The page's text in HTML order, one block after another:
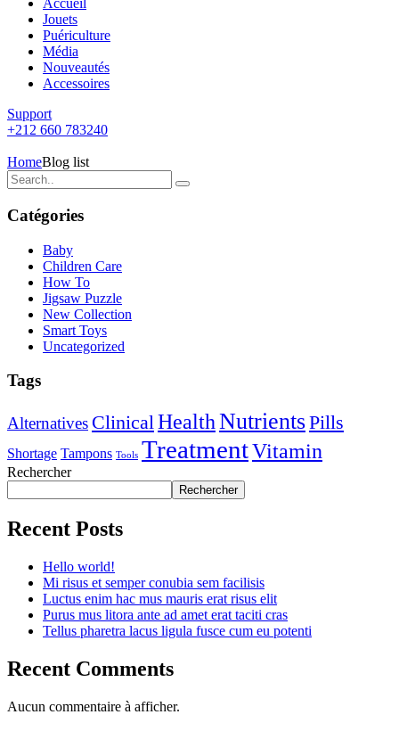
Accueil
Jouets
Puériculture
Média
Nouveautés
Accessoires
Support
+212 660 783240
HomeBlog list
Catégories
Baby
Children Care
How To
Jigsaw Puzzle
New Collection
Smart Toys
Uncategorized
Tags
Alternatives ClinicalHealthNutrientsPills
Shortage Tampons Tools TreatmentVitamin
Rechercher
Rechercher
Recent Posts
Hello world!
Mi risus et semper conubia sem facilisis
Luctus enim hac mus mauris erat risus elit
Purus mus litora ante ad amet erat taciti cras
Tellus pharetra lacus ligula fusce cum eu potenti
Recent Comments
Aucun commentaire à afficher.